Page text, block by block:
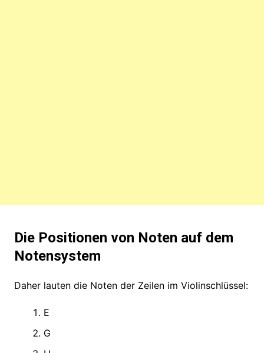
Die Positionen von Noten auf dem
Notensystem
Daher lauten die Noten der Zeilen im Violinschlüssel:
E
G